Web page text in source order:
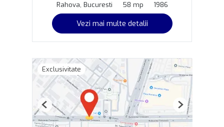
Rahova, Bucuresti 58 mp 1986
Vezi mai multe detalii
Exclusivitate
Previous Next